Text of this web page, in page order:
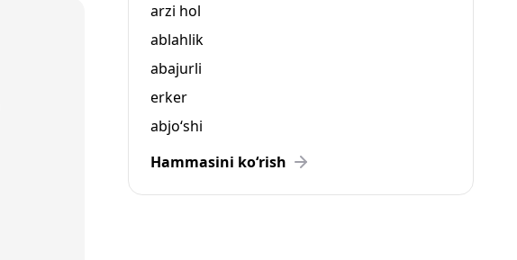
arzi hol
ablahlik
abajurli
erker
abjo‘shi
Hammasini ko‘rish